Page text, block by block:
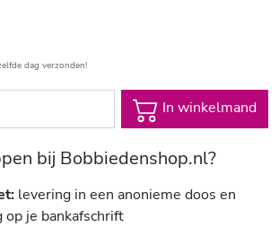
dag verzonden!
In winkelmand
bij Bobbiedenshop.nl?
levering in een anonieme doos en
op je bankafschrift